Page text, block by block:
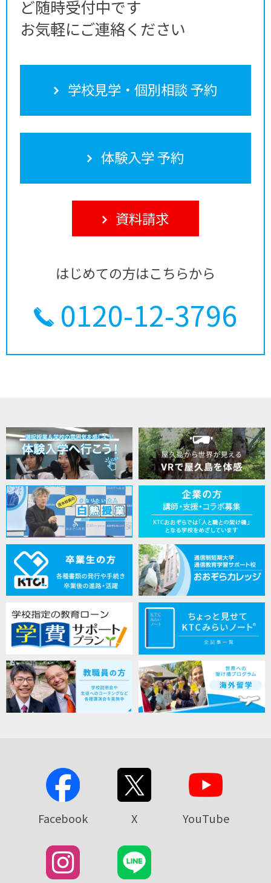
ど随時受付中です
お気軽にご連絡ください
学校見学・個別相談 予約
体験入学 予約
資料請求
はじめての方はこちらから
0120-12-3796
Facebook X YouTube